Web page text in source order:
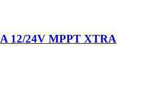
12/24V MPPT XTRA